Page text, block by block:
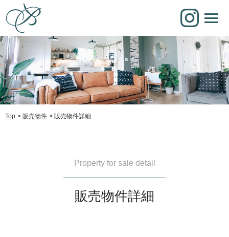
Top 販売物件 販売物件詳細
Property for sale detail
販売物件詳細